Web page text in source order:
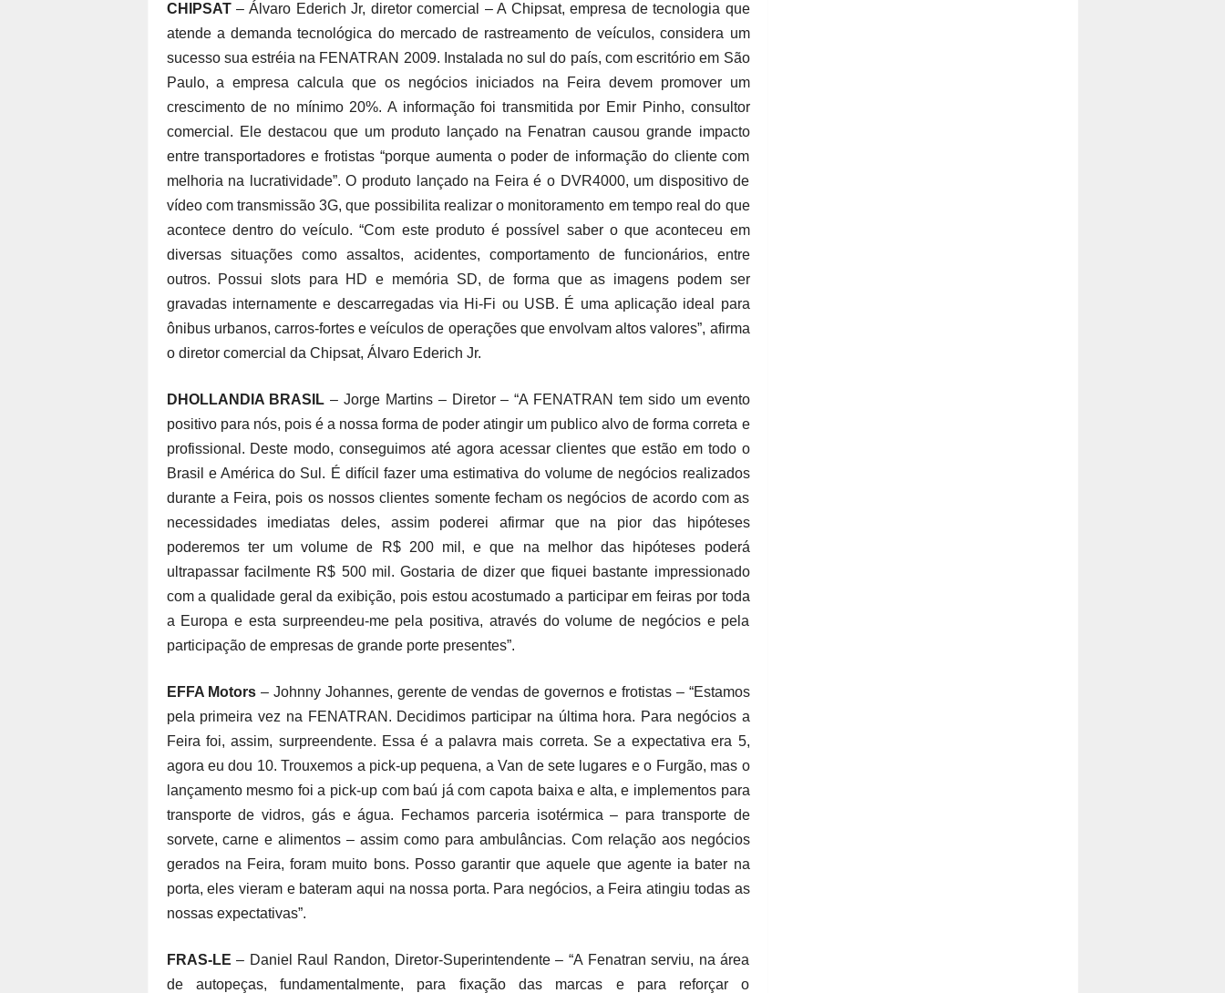
CHIPSAT– Álvaro Ederich Jr, diretor comercial – A Chipsat, empresa de tecnologia que
atende a demanda tecnológica do mercado de rastreamento de veículos, considera um
sucesso sua estréia na FENATRAN 2009. Instalada no sul do país, com escritório em São
Paulo, a empresa calcula que os negócios iniciados na Feira devem promover um
crescimento de no mínimo 20%. A informação foi transmitida por Emir Pinho, consultor
comercial. Ele destacou que um produto lançado na Fenatran causou grande impacto
entre transportadores e frotistas “porque aumenta o poder de informação do cliente com
melhoria na lucratividade”. O produto lançado na Feira é o DVR4000, um dispositivo de
vídeo com transmissão 3G, que possibilita realizar o monitoramento em tempo real do que
acontece dentro do veículo. “Com este produto é possível saber o que aconteceu em
diversas situações como assaltos, acidentes, comportamento de funcionários, entre
outros. Possui slots para HD e memória SD, de forma que as imagens podem ser
gravadas internamente e descarregadas via Hi-Fi ou USB. É uma aplicação ideal para
ônibus urbanos, carros-fortes e veículos de operações que envolvam altos valores”, afirma
o diretor comercial da Chipsat, Álvaro Ederich Jr.
DHOLLANDIA BRASIL – Jorge Martins – Diretor – “A FENATRAN tem sido um evento
positivo para nós, pois é a nossa forma de poder atingir um publico alvo de forma correta e
profissional. Deste modo, conseguimos até agora acessar clientes que estão em todo o
Brasil e América do Sul. É difícil fazer uma estimativa do volume de negócios realizados
durante a Feira, pois os nossos clientes somente fecham os negócios de acordo com as
necessidades imediatas deles, assim poderei afirmar que na pior das hipóteses
poderemos ter um volume de R$ 200 mil, e que na melhor das hipóteses poderá
ultrapassar facilmente R$ 500 mil. Gostaria de dizer que fiquei bastante impressionado
com a qualidade geral da exibição, pois estou acostumado a participar em feiras por toda
a Europa e esta surpreendeu-me pela positiva, através do volume de negócios e pela
participação de empresas de grande porte presentes”.
EFFA Motors – Johnny Johannes, gerente de vendas de governos e frotistas – “Estamos
pela primeira vez na FENATRAN. Decidimos participar na última hora. Para negócios a
Feira foi, assim, surpreendente. Essa é a palavra mais correta. Se a expectativa era 5,
agora eu dou 10. Trouxemos a pick-up pequena, a Van de sete lugares e o Furgão, mas o
lançamento mesmo foi a pick-up com baú já com capota baixa e alta, e implementos para
transporte de vidros, gás e água. Fechamos parceria isotérmica – para transporte de
sorvete, carne e alimentos – assim como para ambulâncias. Com relação aos negócios
gerados na Feira, foram muito bons. Posso garantir que aquele que agente ia bater na
porta, eles vieram e bateram aqui na nossa porta. Para negócios, a Feira atingiu todas as
nossas expectativas”.
FRAS-LE – Daniel Raul Randon, Diretor-Superintendente – “A Fenatran serviu, na área
de autopeças, fundamentalmente, para fixação das marcas e para reforçar o